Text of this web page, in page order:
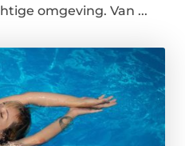
omgeving. Van ...